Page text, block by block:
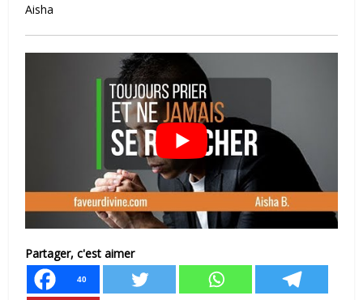
Aisha
Partager, c'est aimer
40